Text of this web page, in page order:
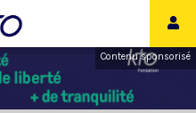
Contenu sponsorisé